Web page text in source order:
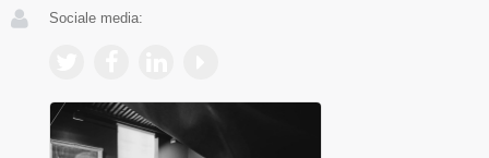
Sociale media: